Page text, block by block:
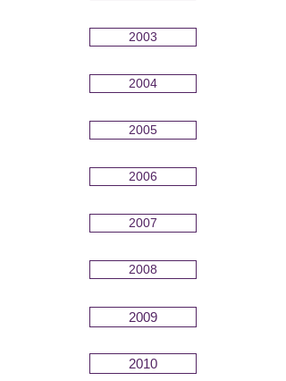
2003
2004
2005
2006
2007
2008
2009
2010